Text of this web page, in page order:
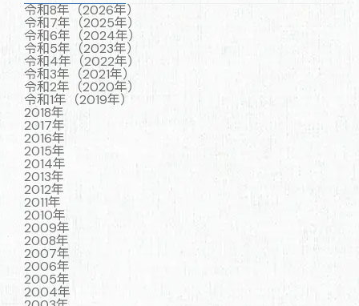
令和8年（2026年）
令和7年（2025年）
令和6年（2024年）
令和5年（2023年）
令和4年（2022年）
令和3年（2021年）
令和2年（2020年）
令和1年（2019年）
2018年
2017年
2016年
2015年
2014年
2013年
2012年
2011年
2010年
2009年
2008年
2007年
2006年
2005年
2004年